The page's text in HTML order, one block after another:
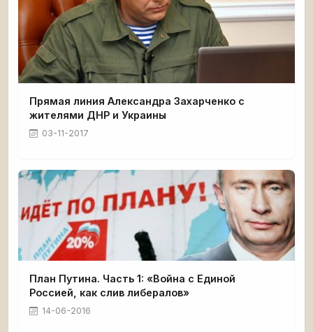
Прямая линия Александра Захарченко с
жителями ДНР и Украины
03-11-2017
План Путина. Часть 1: «Война с Единой
Россией, как слив либералов»
14-06-2016